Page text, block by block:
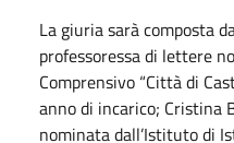
La giuria sarà composta
professoressa di lettere
Comprensivo “Città di
anno di incarico; Cristina
nominata dall’Istituto di